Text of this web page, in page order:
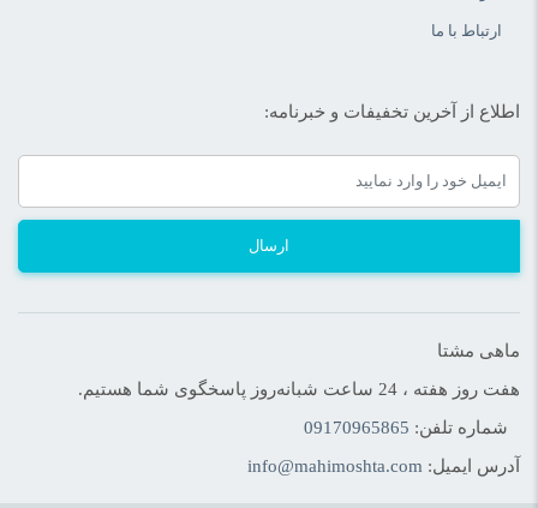
ارتباط با ما
اطلاع از آخرین تخفیفات و خبرنامه:
ارسال
ماهی مشتا
هفت روز هفته ، 24 ساعت شبانه‌روز پاسخگوی شما هستیم.
شماره تلفن: 09170965865
آدرس ایمیل: info@mahimoshta.com